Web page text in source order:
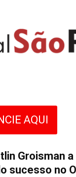
AQUI
Groisman
sucesso no